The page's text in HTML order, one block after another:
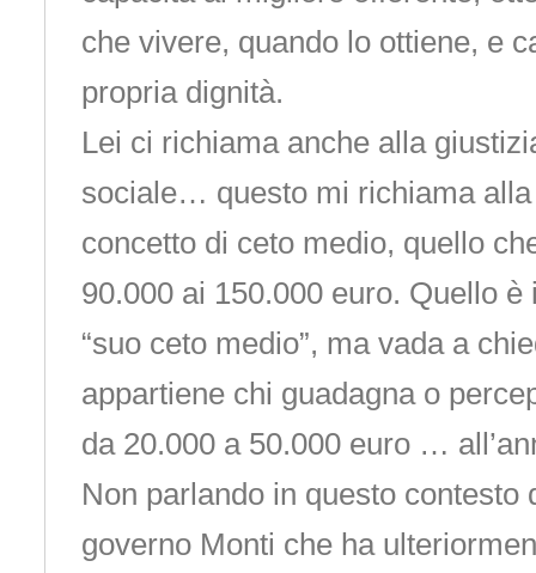
che vivere, quando lo ottiene, e
propria dignità.
Lei ci richiama anche alla
sociale… questo mi richiama
concetto di ceto medio, quello
90.000 ai 150.000 euro. Quello
“suo ceto medio”, ma vada a
appartiene chi guadagna o
da 20.000 a 50.000 euro …
Non parlando in questo contesto
governo Monti che ha